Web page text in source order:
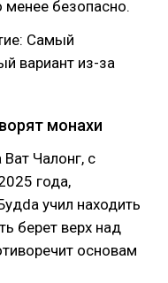
менее безопасно.
Самый
вариант из-за
монахи
Чалонг, с
года,
учил находить
берет верх над
основам